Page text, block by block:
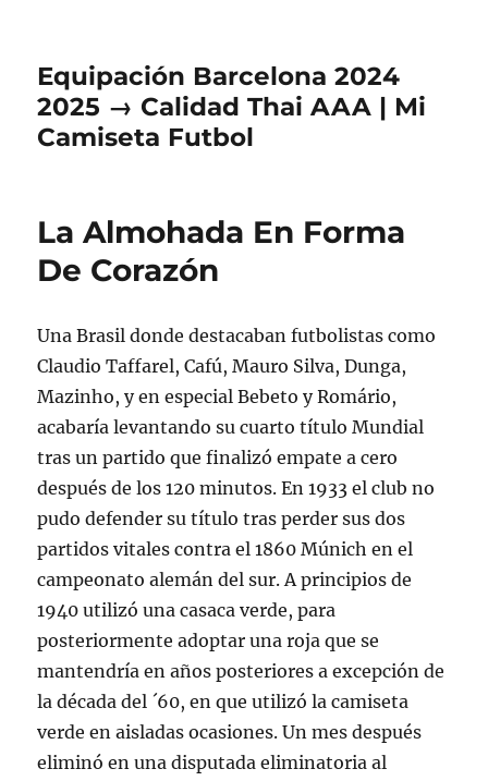
Equipación Barcelona 2024
2025 → Calidad Thai AAA | Mi
Camiseta Futbol
La Almohada En Forma
De Corazón
Una Brasil donde destacaban futbolistas como
Claudio Taffarel, Cafú, Mauro Silva, Dunga,
Mazinho, y en especial Bebeto y Romário,
acabaría levantando su cuarto título Mundial
tras un partido que finalizó empate a cero
después de los 120 minutos. En 1933 el club no
pudo defender su título tras perder sus dos
partidos vitales contra el 1860 Múnich en el
campeonato alemán del sur. A principios de
1940 utilizó una casaca verde, para
posteriormente adoptar una roja que se
mantendría en años posteriores a excepción de
la década del ´60, en que utilizó la camiseta
verde en aisladas ocasiones. Un mes después
eliminó en una disputada eliminatoria al